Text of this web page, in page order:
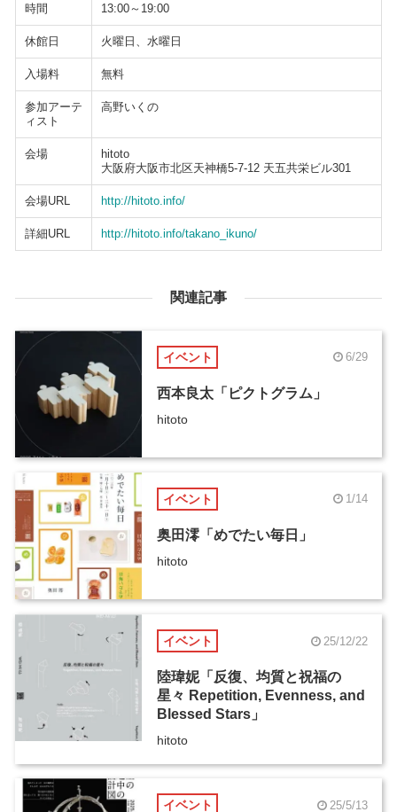
時間 13:00～19:00
休館日 火曜日、水曜日
入場料 無料
参加アーテ
ィスト
高野いくの
会場
hitoto
大阪府大阪市北区天神橋5-7-12 天五共栄ビル301
会場URL http://hitoto.info/
詳細URL http://hitoto.info/takano_ikuno/
関連記事
イベント 6/29
西本良太「ピクトグラム」
hitoto
イベント 1/14
奥田澪「めでたい毎日」
hitoto
イベント 25/12/22
陸瑋妮「反復、均質と祝福の
星々 Repetition, Evenness, and
Blessed Stars」
hitoto
イベント 25/5/13